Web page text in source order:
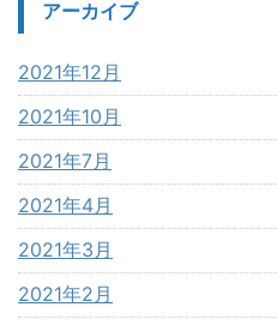
アーカイブ
2021年12月
2021年10月
2021年7月
2021年4月
2021年3月
2021年2月